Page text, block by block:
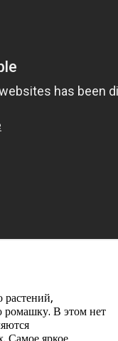
растений,
ромашку. В этом нет